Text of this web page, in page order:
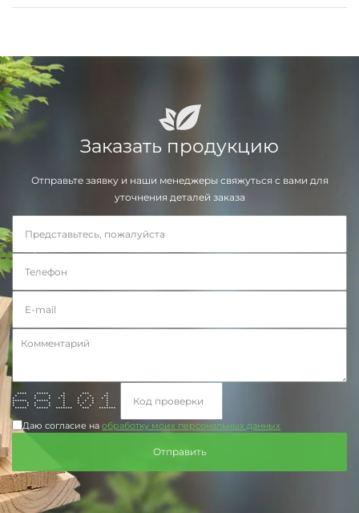
Заказать продукцию
Отправьте заявку и наши менеджеры свяжуться с вами для
уточнения деталей заказа
**** ***** * *** *
* * * ** * * **
* * * * * * * * * *
****** ***** * * * * *
* * * * * * * * *
* * * * * * * *
***** ***** ******* *** *******
Даю согласие на обработку моих персональных данных